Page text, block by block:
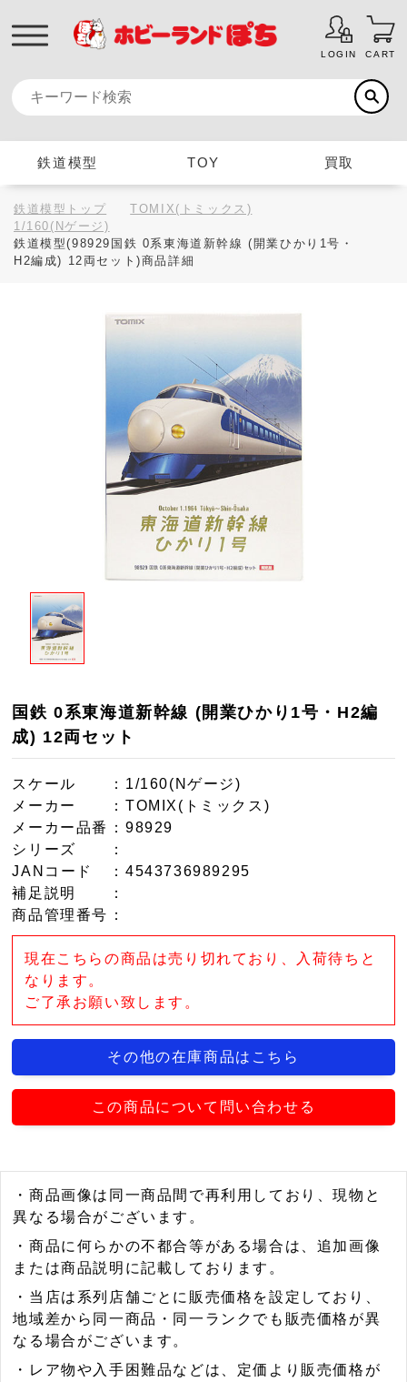
LOGIN CART
鉄道模型 TOY 買取
鉄道模型トップ
TOMIX(トミックス)
1/160(Nゲージ)
鉄道模型(98929国鉄 0系東海道新幹線 (開業ひかり1号・
H2編成) 12両セット)商品詳細
国鉄 0系東海道新幹線 (開業ひかり1号・H2編
成) 12両セット
スケール
：1/160(Nゲージ)
メーカー
：TOMIX(トミックス)
メーカー品番
：98929
シリーズ
：
JANコード
：4543736989295
補足説明
：
商品管理番号 ：
現在こちらの商品は売り切れており、入荷待ちと
なります。
ご了承お願い致します。
その他の在庫商品はこちら
この商品について問い合わせる
・商品画像は同一商品間で再利用しており、現物と
異なる場合がございます。
・商品に何らかの不都合等がある場合は、追加画像
または商品説明に記載しております。
・当店は系列店舗ごとに販売価格を設定しており、
地域差から同一商品・同一ランクでも販売価格が異
なる場合がございます。
・レア物や入手困難品などは、定価より販売価格が